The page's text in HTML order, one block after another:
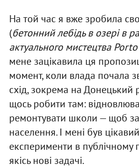
На той час я вже зробила
(бетонний лебідь в озері в
актуального мистецтва
мене зацікавила ця
момент, коли влада почала
схід, зокрема на Донецький
щось робити там:
ремонтувати школи — щоб
населення. І мені був
експерименти в публічному
якісь нові задачі.